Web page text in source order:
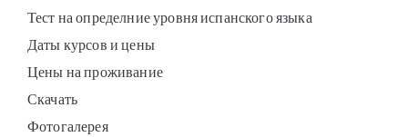
Тест на определние уровня испанского языка
Даты курсов и цены
Цены на проживание
Скачать
Фотогалерея